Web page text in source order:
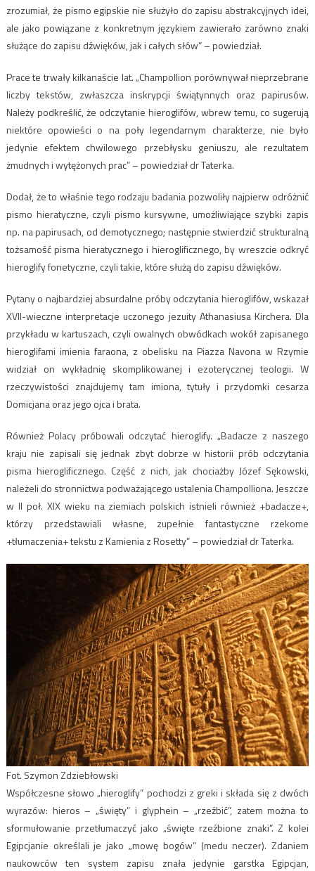
zrozumiał, że pismo egipskie nie służyło do zapisu abstrakcyjnych idei,
ale jako powiązane z konkretnym językiem zawierało zarówno znaki
służące do zapisu dźwięków, jak i całych słów” – powiedział.
Prace te trwały kilkanaście lat. „Champollion porównywał nieprzebrane
liczby tekstów, zwłaszcza inskrypcji świątynnych oraz papirusów.
Należy podkreślić, że odczytanie hieroglifów, wbrew temu, co sugerują
niektóre opowieści o na poły legendarnym charakterze, nie było
jedynie efektem chwilowego przebłysku geniuszu, ale rezultatem
żmudnych i wytężonych prac” – powiedział dr Taterka.
Dodał, że to właśnie tego rodzaju badania pozwoliły najpierw odróżnić
pismo hieratyczne, czyli pismo kursywne, umożliwiające szybki zapis
np. na papirusach, od demotycznego; następnie stwierdzić strukturalną
tożsamość pisma hieratycznego i hieroglificznego, by wreszcie odkryć
hieroglify fonetyczne, czyli takie, które służą do zapisu dźwięków.
Pytany o najbardziej absurdalne próby odczytania hieroglifów, wskazał
XVII-wieczne interpretacje uczonego jezuity Athanasiusa Kirchera. Dla
przykładu w kartuszach, czyli owalnych obwódkach wokół zapisanego
hieroglifami imienia faraona, z obelisku na Piazza Navona w Rzymie
widział on wykładnię skomplikowanej i ezoterycznej teologii. W
rzeczywistości znajdujemy tam imiona, tytuły i przydomki cesarza
Domicjana oraz jego ojca i brata.
Również Polacy próbowali odczytać hieroglify. „Badacze z naszego
kraju nie zapisali się jednak zbyt dobrze w historii prób odczytania
pisma hieroglificznego. Część z nich, jak chociażby Józef Sękowski,
należeli do stronnictwa podważającego ustalenia Champolliona. Jeszcze
w II poł. XIX wieku na ziemiach polskich istnieli również +badacze+,
którzy przedstawiali własne, zupełnie fantastyczne rzekome
+tłumaczenia+ tekstu z Kamienia z Rosetty” – powiedział dr Taterka.
Fot. Szymon Zdziebłowski
Współczesne słowo „hieroglify” pochodzi z greki i składa się z dwóch
wyrazów: hieros – „święty” i glyphein – „rzeźbić”, zatem można to
sformułowanie przetłumaczyć jako „święte rzeźbione znaki”. Z kolei
Egipcjanie określali je jako „mowę bogów” (medu neczer). Zdaniem
naukowców ten system zapisu znała jedynie garstka Egipcjan,